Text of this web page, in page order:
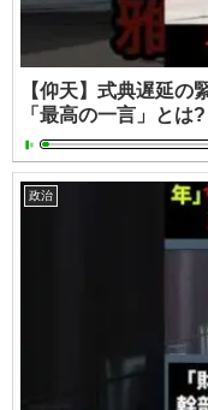
【仰天】式典遅延の
「最高の一言」と
政治